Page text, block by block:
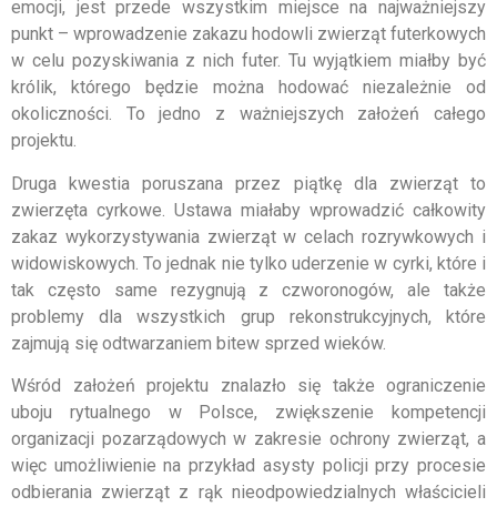
emocji, jest przede wszystkim miejsce na najważniejszy
punkt – wprowadzenie zakazu hodowli zwierząt futerkowych
w celu pozyskiwania z nich futer. Tu wyjątkiem miałby być
królik, którego będzie można hodować niezależnie od
okoliczności. To jedno z ważniejszych założeń całego
projektu.
Druga kwestia poruszana przez piątkę dla zwierząt to
zwierzęta cyrkowe. Ustawa miałaby wprowadzić całkowity
zakaz wykorzystywania zwierząt w celach rozrywkowych i
widowiskowych. To jednak nie tylko uderzenie w cyrki, które i
tak często same rezygnują z czworonogów, ale także
problemy dla wszystkich grup rekonstrukcyjnych, które
zajmują się odtwarzaniem bitew sprzed wieków.
Wśród założeń projektu znalazło się także ograniczenie
uboju rytualnego w Polsce, zwiększenie kompetencji
organizacji pozarządowych w zakresie ochrony zwierząt, a
więc umożliwienie na przykład asysty policji przy procesie
odbierania zwierząt z rąk nieodpowiedzialnych właścicieli